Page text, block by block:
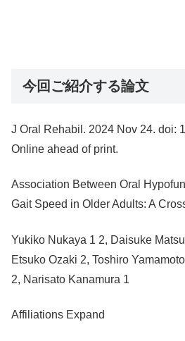
今回ご紹介する論文
J Oral Rehabil. 2024 Nov 24. doi:
Online ahead of print.
Association Between Oral
Gait Speed in Older Adults: A
Yukiko Nukaya 1 2, Daisuke
Etsuko Ozaki 2, Toshiro
2, Narisato Kanamura 1
Affiliations Expand